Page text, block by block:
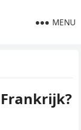
MENU